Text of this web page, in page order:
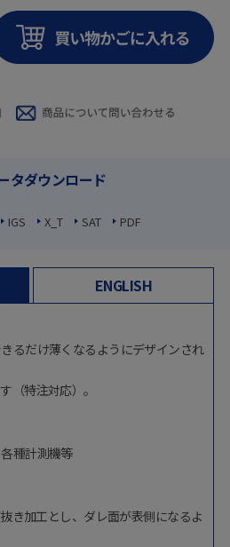
タダウンロード
IGS X_T SAT PDF
ENGLISH
るだけ薄くなるようにデザインされ
（特注対応）。
種計測機等
き加工とし、ダレ面が表側になるよ